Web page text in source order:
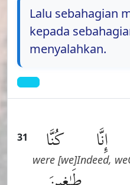
Lalu sebahagian
kepada
menyalahkan.
31 إِنَّا
Indeed, we
كُنَّا
[we] were